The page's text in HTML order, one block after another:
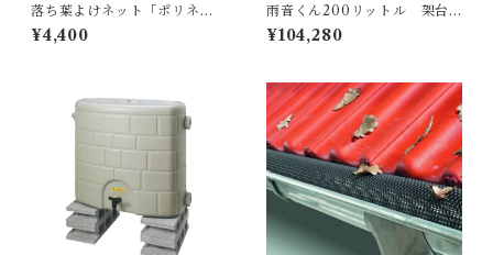
落ち葉よけネット「ポリネッ
ト」M
¥4,400
雨音くん200リットル 架台
付
¥104,280